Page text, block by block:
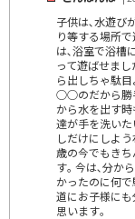
子供は､水遊び
り等する場所
は､浴室で浴槽
って遊ばせま
ら出しちゃ駄
○○のだから勝
から水を出す
達が手を洗い
しだけにしよ
歳の今でもきち
す｡ 今は､分か
かったのに何
道にお子様に
思います｡